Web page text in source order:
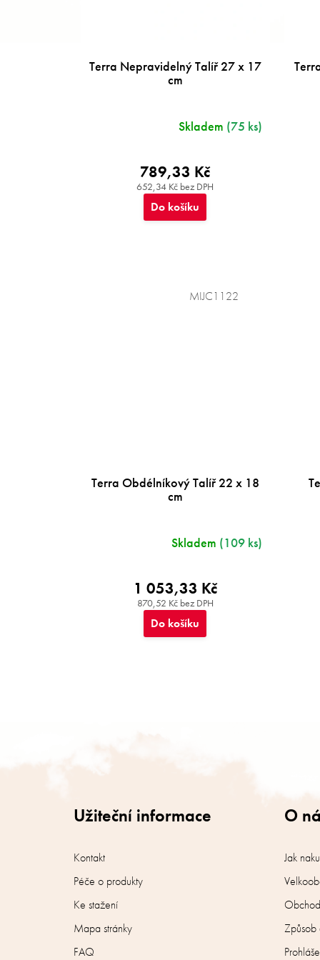
Terra Nepravidelný Talíř 27 x 17
cm
Skladem (75 ks)
652,34 Kč bez DPH
789,33 Kč
Do košíku
Terra Obdélníkový Talíř 22 x 18
cm
Skladem (109 ks)
870,52 Kč bez DPH
1 053,33 Kč
Do košíku
MIJC1122
Užiteční informace
Kontakt
Péče o produkty
Ke stažení
Mapa stránky
FAQ
O
Jak